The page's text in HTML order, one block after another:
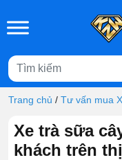
Trang chủ / Tư vấn mua
Xe trà sữa
khách trên